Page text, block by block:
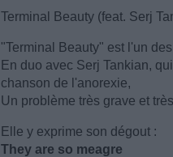
Terminal Beauty (feat. Serj
"Terminal Beauty" est l'un
En duo avec Serj Tankian,
chanson de l'anorexie,
Un problème très grave et
Elle y exprime son dégout :
They are so meagre